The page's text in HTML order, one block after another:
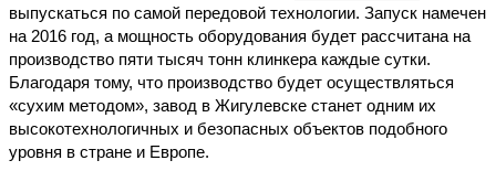
выпускаться по самой передовой технологии. Запуск намечен
на 2016 год, а мощность оборудования будет рассчитана на
производство пяти тысяч тонн клинкера каждые сутки.
Благодаря тому, что производство будет осуществляться
«сухим методом», завод в Жигулевске станет одним их
высокотехнологичных и безопасных объектов подобного
уровня в стране и Европе.